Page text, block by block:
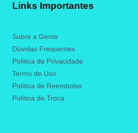
Links Importantes
Sobre a Gente
Dúvidas Frequentes
Política de Privacidade
Termo de Uso
Política de Reembolso
Política de Troca